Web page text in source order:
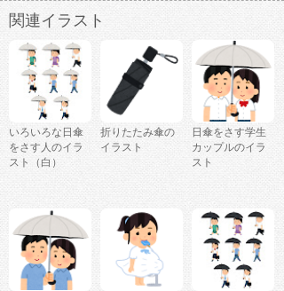
関連イラスト
いろいろな日傘
をさす人のイラ
スト（白）
折りたたみ傘の
イラスト
日傘をさす学生
カップルのイラ
スト